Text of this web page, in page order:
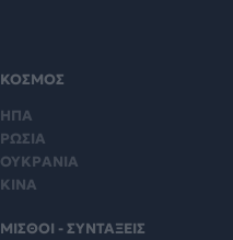
ΚΟΣΜΟΣ
ΗΠΑ
ΡΩΣΙΑ
ΟΥΚΡΑΝΙΑ
ΚΙΝΑ
ΜΙΣΘΟΙ - ΣΥΝΤΑΞΕΙΣ